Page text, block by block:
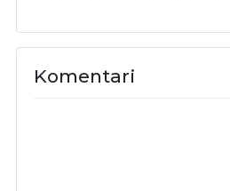
Komentari